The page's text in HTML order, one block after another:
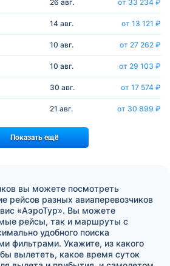
26 авг. от 33 234 ₽
14 авг. от 13 121 ₽
10 авг. от 27 262 ₽
10 авг. от 29 103 ₽
30 авг. от 17 574 ₽
21 авг. от 30 899 ₽
Показать ещё
вы можете посмотреть
рейсов разных авиаперевозчиков
«АэроТур». Вы можете
рейсы, так и маршруты с
удобного поиска
фильтрами. Укажите, из какого
вылететь, какое время суток